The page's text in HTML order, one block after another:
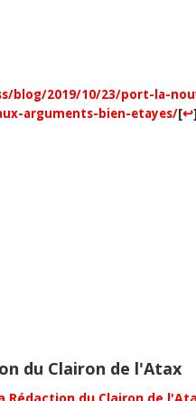
blog/2019/10/23/port-la-
arguments-bien-etayes/[↩
du Clairon de l'Atax
Rédaction du Clairon de